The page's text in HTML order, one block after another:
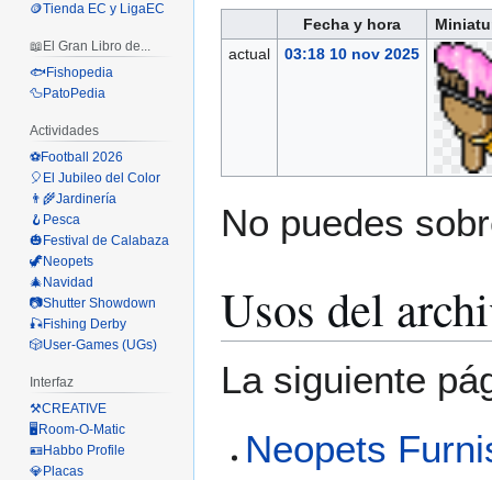
Fecha y hora
actual
03:18 10 nov 2025
No puedes
Usos del
La siguiente
Neopets
🪙Tienda EC y LigaEC
📖El Gran Libro de...
🐟Fishopedia
🦆PatoPedia
Actividades
⚽Football 2026
🎈El Jubileo del Color
👨‍🌾Jardinería
🪝Pesca
🎃Festival de Calabaza
🦖Neopets
🎄Navidad
📷Shutter Showdown
🎣Fishing Derby
🎲User-Games (UGs)
Interfaz
⚒️CREATIVE
🖥️Room-O-Matic
🪪Habbo Profile
💎Placas